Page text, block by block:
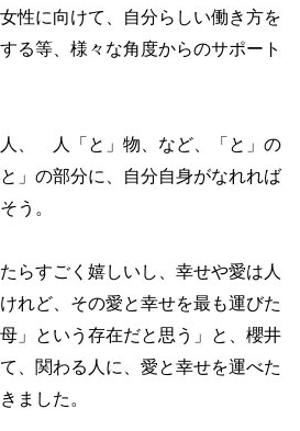
性に向けて、自分らしい働き方を
る等、様々な角度からのサポート
、 人「と」物、など、「と」の
」の部分に、自分自身がなれれば
う。
らすごく嬉しいし、幸せや愛は人
れど、その愛と幸せを最も運びた
」という存在だと思う」と、櫻井
、関わる人に、愛と幸せを運べた
ました。